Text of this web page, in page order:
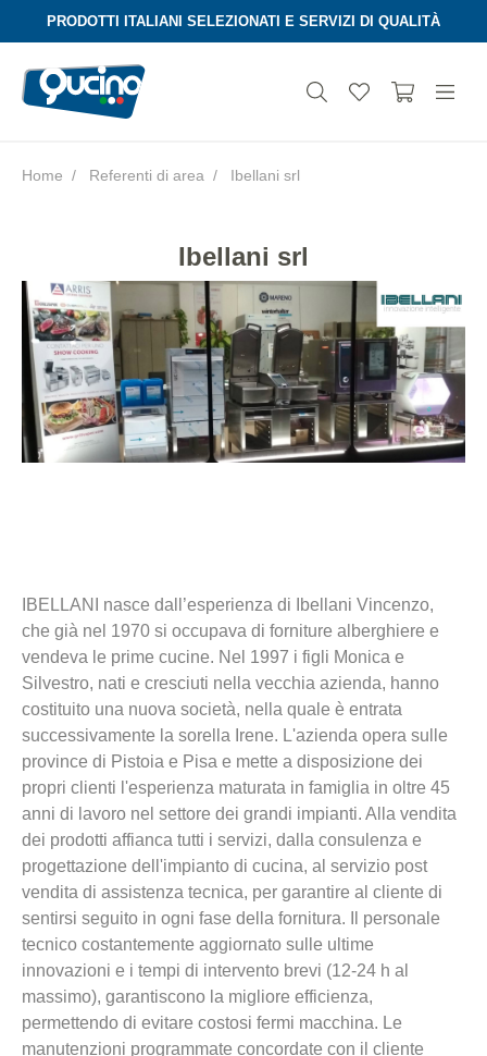
Aura
PRODOTTI ITALIANI SELEZIONATI E SERVIZI DI QUALITÀ
Home Referenti di area Ibellani srl
Ibellani srl
IBELLANI nasce dall’esperienza di Ibellani Vincenzo,
che già nel 1970 si occupava di forniture alberghiere e
vendeva le prime cucine. Nel 1997 i figli Monica e
Silvestro, nati e cresciuti nella vecchia azienda, hanno
costituito una nuova società, nella quale è entrata
successivamente la sorella Irene. L'azienda opera sulle
province di Pistoia e Pisa e mette a disposizione dei
propri clienti l'esperienza maturata in famiglia in oltre 45
anni di lavoro nel settore dei grandi impianti. Alla vendita
dei prodotti affianca tutti i servizi, dalla consulenza e
progettazione dell'impianto di cucina, al servizio post
vendita di assistenza tecnica, per garantire al cliente di
sentirsi seguito in ogni fase della fornitura. Il personale
tecnico costantemente aggiornato sulle ultime
innovazioni e i tempi di intervento brevi (12-24 h al
massimo), garantiscono la migliore efficienza,
permettendo di evitare costosi fermi macchina. Le
manutenzioni programmate concordate con il cliente